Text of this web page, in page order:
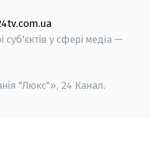
суб'єктів у сфері медіа —
"Люкс"», 24 Канал.